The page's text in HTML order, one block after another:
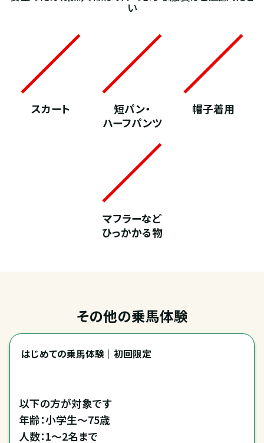
い
スカート
短パン・
ハーフパンツ
帽子着用
マフラーなど
ひっかかる物
その他の乗馬体験
はじめての乗馬体験｜初回限定
以下の方が対象です
年齢：小学生～75歳